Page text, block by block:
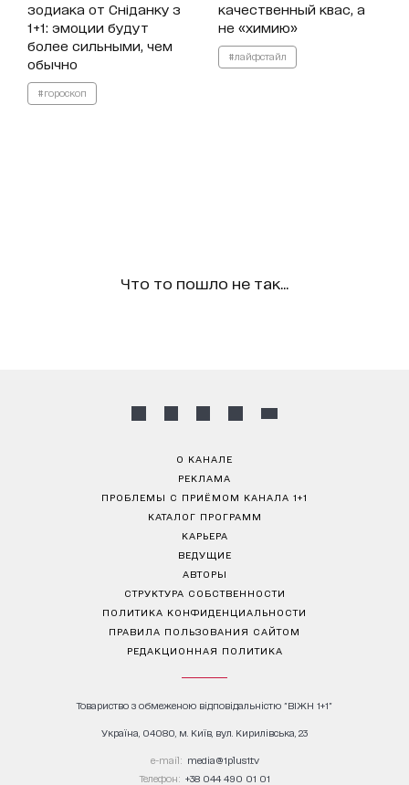
зодиака от Сніданку з
1+1: эмоции будут
более сильными, чем
обычно
#гороскоп
качественный квас, а
не «химию»
#лайфстайл
Что то пошло не так...
О КАНАЛЕ
РЕКЛАМА
ПРОБЛЕМЫ С ПРИЁМОМ КАНАЛА 1+1
КАТАЛОГ ПРОГРАММ
КАРЬЕРА
ВЕДУЩИЕ
АВТОРЫ
СТРУКТУРА СОБСТВЕННОСТИ
ПОЛИТИКА КОНФИДЕНЦИАЛЬНОСТИ
ПРАВИЛА ПОЛЬЗОВАНИЯ САЙТОМ
РЕДАКЦИОННАЯ ПОЛИТИКА
Товариство з обмеженою відповідальністю "ВІЖН 1+1"
Україна, 04080, м. Київ, вул. Кирилівська, 23
е-mail: media@1plus1.tv
Телефон: +38 044 490 01 01